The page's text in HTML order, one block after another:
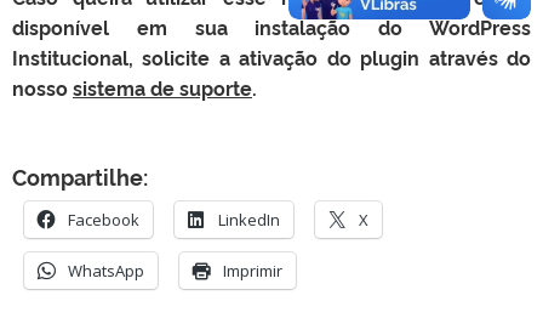
o
disponível em sua instalação do WordPress
Institucional, solicite a ativação do plugin através do
nossosistema de suporte.
Compartilhe:
Facebook LinkedIn X
WhatsApp Imprimir